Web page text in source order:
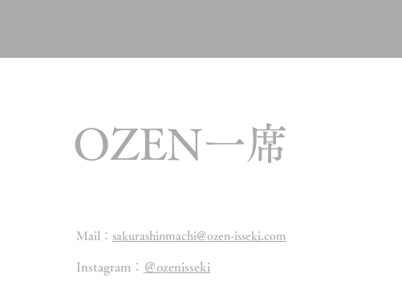
OZEN一席
Mail： sakurashinmachi@ozen-isseki.com
Instagram： ＠ozenisseki